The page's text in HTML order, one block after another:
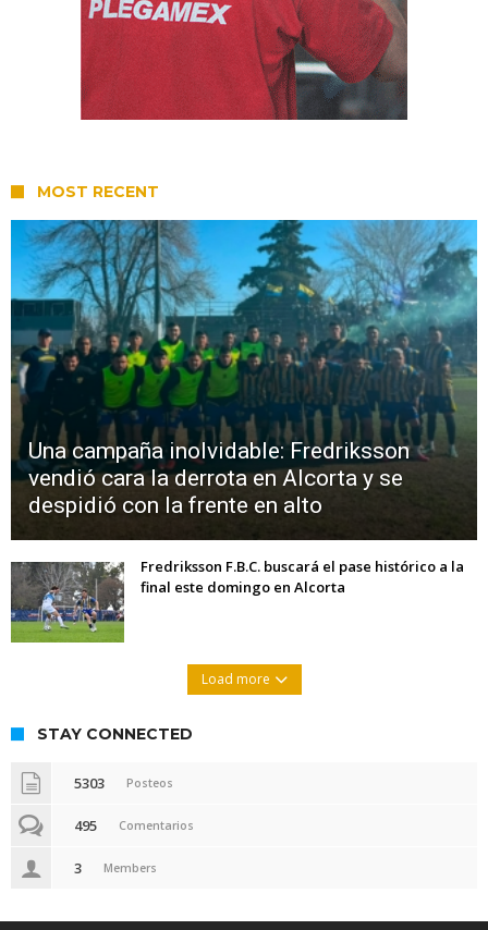
MOST RECENT
Una campaña inolvidable: Fredriksson
vendió cara la derrota en Alcorta y se
despidió con la frente en alto
Fredriksson F.B.C. buscará el pase histórico a la
final este domingo en Alcorta
Load more
STAY CONNECTED
5303 Posteos
495 Comentarios
3 Members